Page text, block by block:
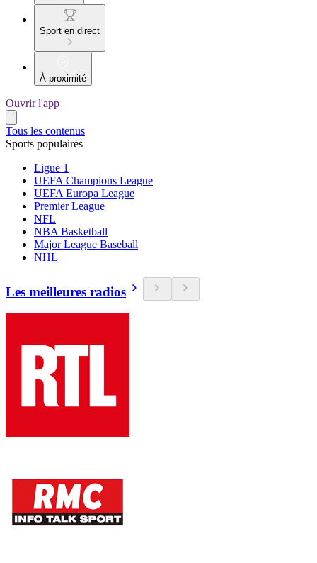
Sport en direct
À proximité
Ouvrir l'app
Tous les contenus
Sports populaires
Ligue 1
UEFA Champions League
UEFA Europa League
Premier League
NFL
NBA Basketball
Major League Baseball
NHL
Les meilleures radios